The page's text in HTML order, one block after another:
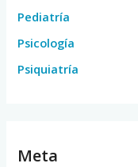
Pediatría
Psicología
Psiquiatría
Meta